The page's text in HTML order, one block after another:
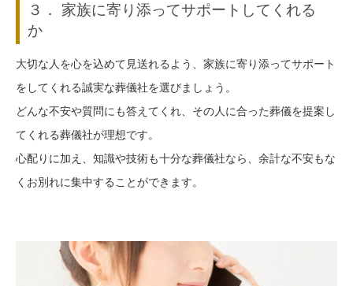
３． 家族に寄り添ってサポートしてくれる
か
大切な人を心を込めて見送れるよう、家族に寄り添ってサポート
をしてくれる誠実な葬儀社を選びましょう。
どんな不安や質問にも答えてくれ、その人に合った葬儀を提案し
てくれる葬儀社が理想です。
心配りに加え、知識や技術も十分な葬儀社なら、余計な不安もな
くお別れに集中することができます。